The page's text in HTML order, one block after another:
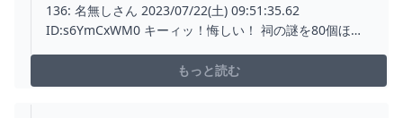
ベント、祠はどこ？【ティアーズオブザキングダ
ム】 ゼルダの伝説ティアーズオブザキングダム(テ
136: 名無しさん 2023/07/22(土) 09:51:35.62
ID:s6YmCxWM0 キーィッ！悔しい！ 祠の謎を80個ほど
げる所までは分かったがあんな絶妙な位置に置
もっと読む